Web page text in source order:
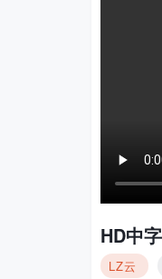
HD中字
LZ云